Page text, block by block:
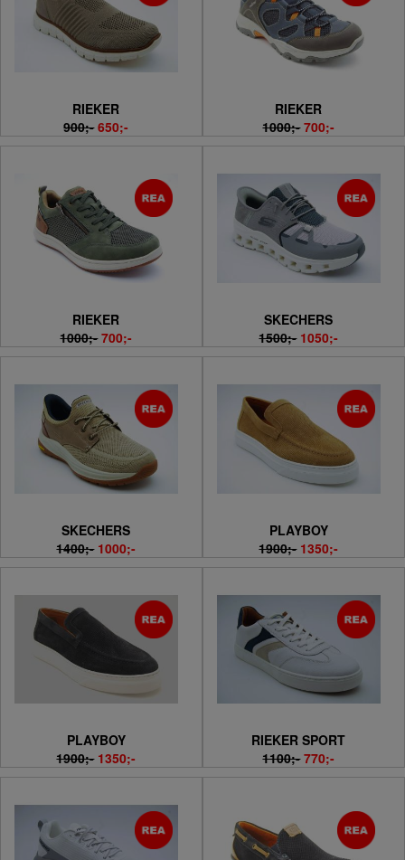
RIEKER
900;- 650;-
RIEKER
1000;- 700;-
RIEKER
1000;- 700;-
SKECHERS
1500;- 1050;-
SKECHERS
1400;- 1000;-
PLAYBOY
1900;- 1350;-
PLAYBOY
1900;- 1350;-
RIEKER SPORT
1100;- 770;-